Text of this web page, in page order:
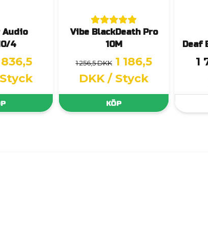
Audio
4
836,5
Vibe BlackDeath Pro
10M
1 256,5 DKK 1 186,5
DKK / Styck
KÖP
Deaf
1